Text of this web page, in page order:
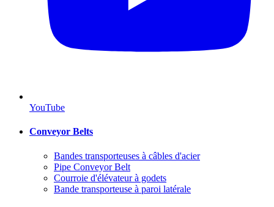
YouTube
Conveyor Belts
Bandes transporteuses à câbles d'acier
Pipe Conveyor Belt
Courroie d'élévateur à godets
Bande transporteuse à paroi latérale